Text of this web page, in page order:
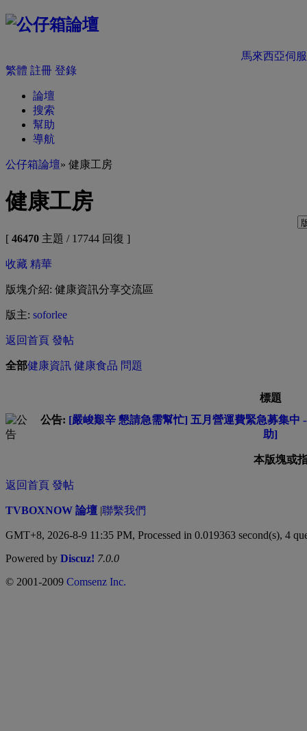
馬來西亞伺
繁體 註冊 登錄
論壇
搜索
幫助
導航
公仔箱論壇» 健康工房
健康工房
[ 46470 主題 / 17744 回復 ]
收藏 精華
版塊介紹: 健康資訊分享交流區
版主: soforlee
返回首頁 發帖
全部健康資訊 健康食品 問題
標題
公告: [嚴峻艱辛 懇請急需幫忙] 五月營運費緊急募集
助]
本版塊或
返回首頁 發帖
TVBOXNOW 論壇 |聯繫我們
GMT+8, 2026-8-9 11:35 PM, Processed in 0.019363 second(s), 4
Powered by Discuz! 7.0.0
© 2001-2009 Comsenz Inc.